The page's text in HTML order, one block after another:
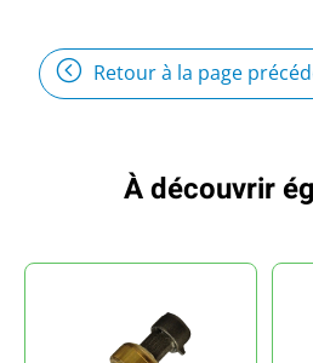
Retour à la page
À découvrir